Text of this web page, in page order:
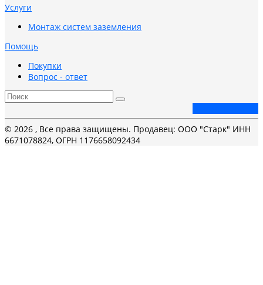
Услуги
Монтаж систем заземления
Помощь
Покупки
Вопрос - ответ
© 2026 , Все права защищены. Продавец: ООО "Старк" ИНН
6671078824, ОГРН 1176658092434